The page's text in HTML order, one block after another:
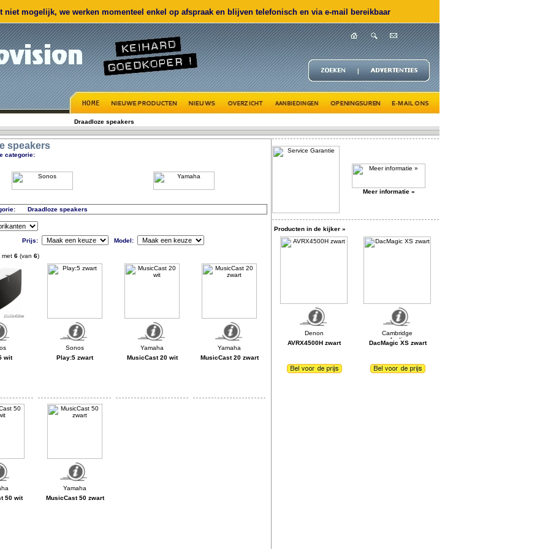
mogelijk, we werken momenteel enkel op afspraak en blijven telefonisch en via e-mail bereikbaar
Draadloze speakers
speakers
categorie:
Draadloze speakers
Prijs: Model:
met 6 (van 6)
wit Play:5 zwart MusicCast 20 wit MusicCast 20 zwart
50 wit MusicCast 50 zwart
Meer informatie »
Producten in de kijker »
AVRX4500H zwart DacMagic XS zwart